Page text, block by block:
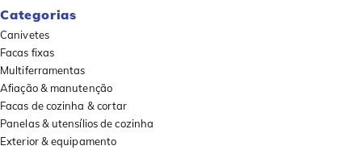
Categorias
Canivetes
Facas fixas
Multiferramentas
Afiação & manutenção
Facas de cozinha & cortar
Panelas & utensílios de cozinha
Exterior & equipamento